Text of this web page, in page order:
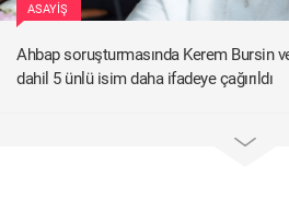
ASAYIŞ
Ahbap soruşturmasında Kerem Bursin
dahil 5 ünlü isim daha ifadeye çağırıldı